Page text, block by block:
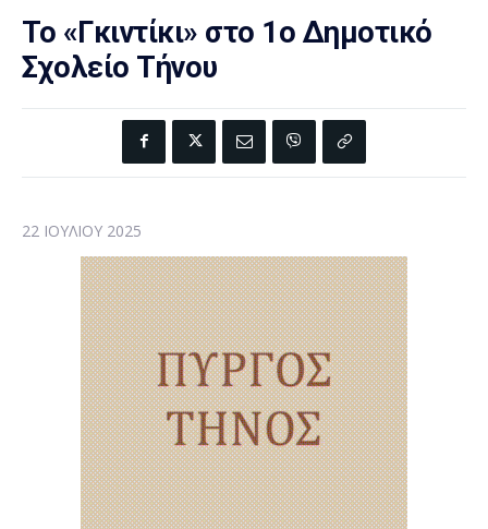
Το «Γκιντίκι» στο 1ο Δημοτικό
Σχολείο Τήνου
22 ΙΟΥΛΊΟΥ 2025